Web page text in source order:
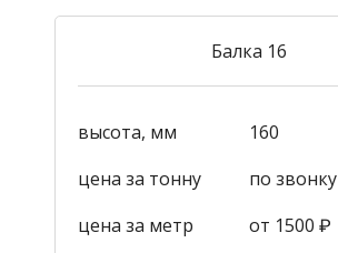
Балка 16
высота, мм
160
цена за тонну
по звонку
цена за метр
от 1500 ₽